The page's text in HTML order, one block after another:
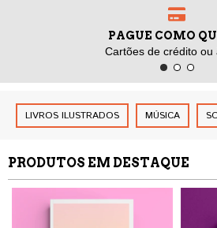
PAGUE COMO
Cartões de crédito ou
LIVROS ILUSTRADOS MÚSICA
PRODUTOS EM DESTAQUE